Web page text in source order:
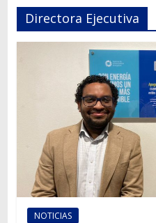
Autos,
camiones,
motos,
transporte
Directora Ejecutiva
NOTICIAS